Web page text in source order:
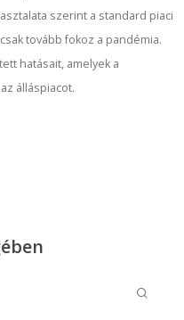
szerint a standard piaci
tovább fokoz a pandémia.
hatásait, amelyek a
álláspiacot.